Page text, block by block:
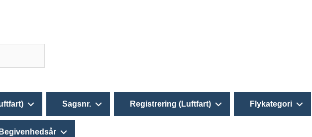
Sagsnr. Registrering (Luftfart) Flykategori
Begivenhedsår